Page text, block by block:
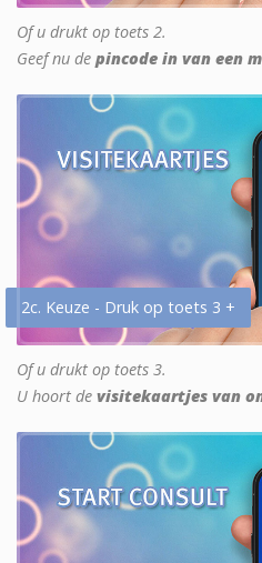
Of u drukt op toets 2.
Geef nu de pincode in van een
2c. Keuze - Druk op toets 3 +
Of u drukt op toets 3.
U hoort de visitekaartjes van